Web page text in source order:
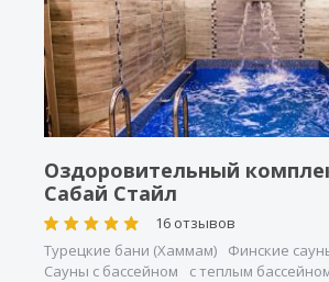
Оздоровительный
Сабай Стайл
16 отзывов
Турецкие бани (Хаммам)
Финские
Сауны с бассейном
с теплым